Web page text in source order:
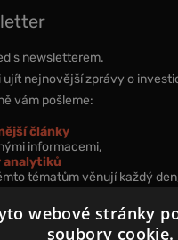
s newsletterem.
ujít nejnovější zprávy o
vám pošleme:
články
informacemi,
analytiků
tématům věnují každý
a podcasty
vašich znalostí.
webové stránky
soubory cookie.